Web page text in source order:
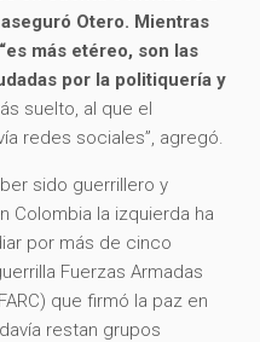
Otero. Mientras
más etéreo, son las
por la politiquería y
suelto, al que el
redes sociales”, agregó.
sido guerrillero y
Colombia la izquierda ha
por más de cinco
Fuerzas Armadas
que firmó la paz en
restan grupos